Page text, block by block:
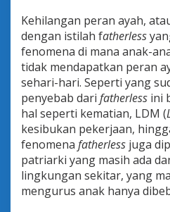
Kehilangan peran ayah,
dengan istilah fatherless
fenomena di mana anak-
tidak mendapatkan peran
sehari-hari. Seperti yang
penyebab dari fatherless ini
hal seperti kematian, LDM (
kesibukan pekerjaan,
fenomena fatherless juga
patriarki yang masih ada
lingkungan sekitar, yang
mengurus anak hanya